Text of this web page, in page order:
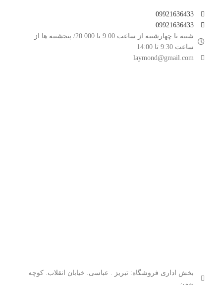
09921636433
09921636433
شنبه تا چهارشنبه از ساعت 9:00 تا 20:000/ پنجشنبه ها از
ساعت 9:30 تا 14:00
laymond@gmail.com
بخش اداری فروشگاه: تبریز . عباسی. خیابان انقلاب. کوچه